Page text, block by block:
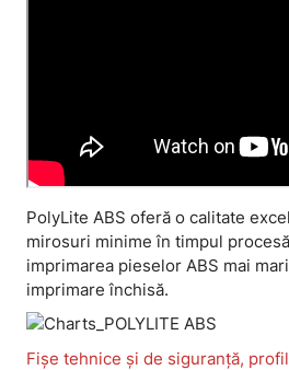
PolyLite ABS oferă o calitate
mirosuri minime în timpul
imprimarea pieselor ABS mai
imprimare închisă.
Fișe tehnice și de siguranță,